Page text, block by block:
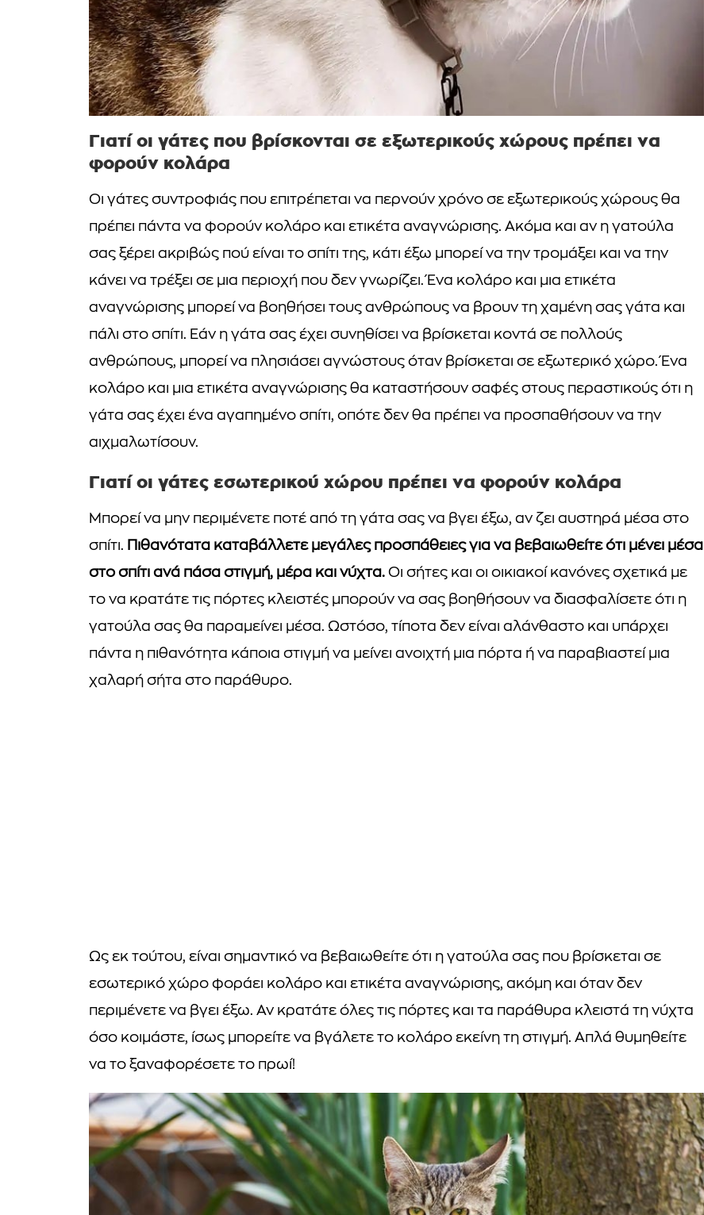
Γιατί οι γάτες που βρίσκονται σε εξωτερικούς χώρους πρέπει να
φορούν κολάρα
Οι γάτες συντροφιάς που επιτρέπεται να περνούν χρόνο σε εξωτερικούς χώρους θα
πρέπει πάντα να φορούν κολάρο και ετικέτα αναγνώρισης. Ακόμα και αν η γατούλα
σας ξέρει ακριβώς πού είναι το σπίτι της, κάτι έξω μπορεί να την τρομάξει και να την
κάνει να τρέξει σε μια περιοχή που δεν γνωρίζει. Ένα κολάρο και μια ετικέτα
αναγνώρισης μπορεί να βοηθήσει τους ανθρώπους να βρουν τη χαμένη σας γάτα και
πάλι στο σπίτι. Εάν η γάτα σας έχει συνηθίσει να βρίσκεται κοντά σε πολλούς
ανθρώπους, μπορεί να πλησιάσει αγνώστους όταν βρίσκεται σε εξωτερικό χώρο. Ένα
κολάρο και μια ετικέτα αναγνώρισης θα καταστήσουν σαφές στους περαστικούς ότι η
γάτα σας έχει ένα αγαπημένο σπίτι, οπότε δεν θα πρέπει να προσπαθήσουν να την
αιχμαλωτίσουν.
Γιατί οι γάτες εσωτερικού χώρου πρέπει να φορούν κολάρα
Μπορεί να μην περιμένετε ποτέ από τη γάτα σας να βγει έξω, αν ζει αυστηρά μέσα στο
σπίτι. Πιθανότατα καταβάλλετε μεγάλες προσπάθειες για να βεβαιωθείτε ότι μένει μέσα
στο σπίτι ανά πάσα στιγμή, μέρα και νύχτα. Οι σήτες και οι οικιακοί κανόνες σχετικά με
το να κρατάτε τις πόρτες κλειστές μπορούν να σας βοηθήσουν να διασφαλίσετε ότι η
γατούλα σας θα παραμείνει μέσα. Ωστόσο, τίποτα δεν είναι αλάνθαστο και υπάρχει
πάντα η πιθανότητα κάποια στιγμή να μείνει ανοιχτή μια πόρτα ή να παραβιαστεί μια
χαλαρή σήτα στο παράθυρο.
Ως εκ τούτου, είναι σημαντικό να βεβαιωθείτε ότι η γατούλα σας που βρίσκεται σε
εσωτερικό χώρο φοράει κολάρο και ετικέτα αναγνώρισης, ακόμη και όταν δεν
περιμένετε να βγει έξω. Αν κρατάτε όλες τις πόρτες και τα παράθυρα κλειστά τη νύχτα
όσο κοιμάστε, ίσως μπορείτε να βγάλετε το κολάρο εκείνη τη στιγμή. Απλά θυμηθείτε
να το ξαναφορέσετε το πρωί!